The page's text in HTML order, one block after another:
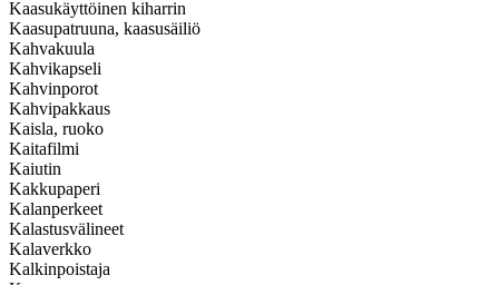
Kaasukäyttöinen kiharrin
Kaasupatruuna, kaasusäiliö
Kahvakuula
Kahvikapseli
Kahvinporot
Kahvipakkaus
Kaisla, ruoko
Kaitafilmi
Kaiutin
Kakkupaperi
Kalanperkeet
Kalastusvälineet
Kalaverkko
Kalkinpoistaja